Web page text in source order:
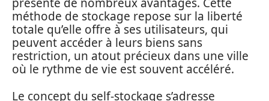
présente de nombreux avantages. Cette
méthode de stockage repose sur la liberté
totale qu’elle offre à ses utilisateurs, qui
peuvent accéder à leurs biens sans
restriction, un atout précieux dans une ville
où le rythme de vie est souvent accéléré.
Le concept du self-stockage s’adresse